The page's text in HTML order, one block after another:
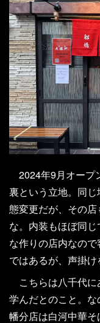
2024年9月オープ
裏という立地。同
態変更だが、その
な。内装もほぼ同
な作りの店内なの
ではあるが、声掛け
こちらは八千代に
学んだとのこと。
幡分店は白河中華